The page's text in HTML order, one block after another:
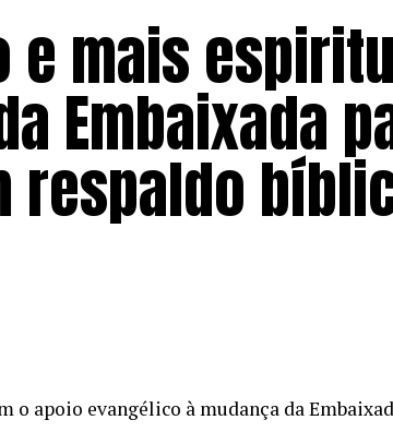
mais
Embaixada
respaldo
apoio evangélico à mudança da